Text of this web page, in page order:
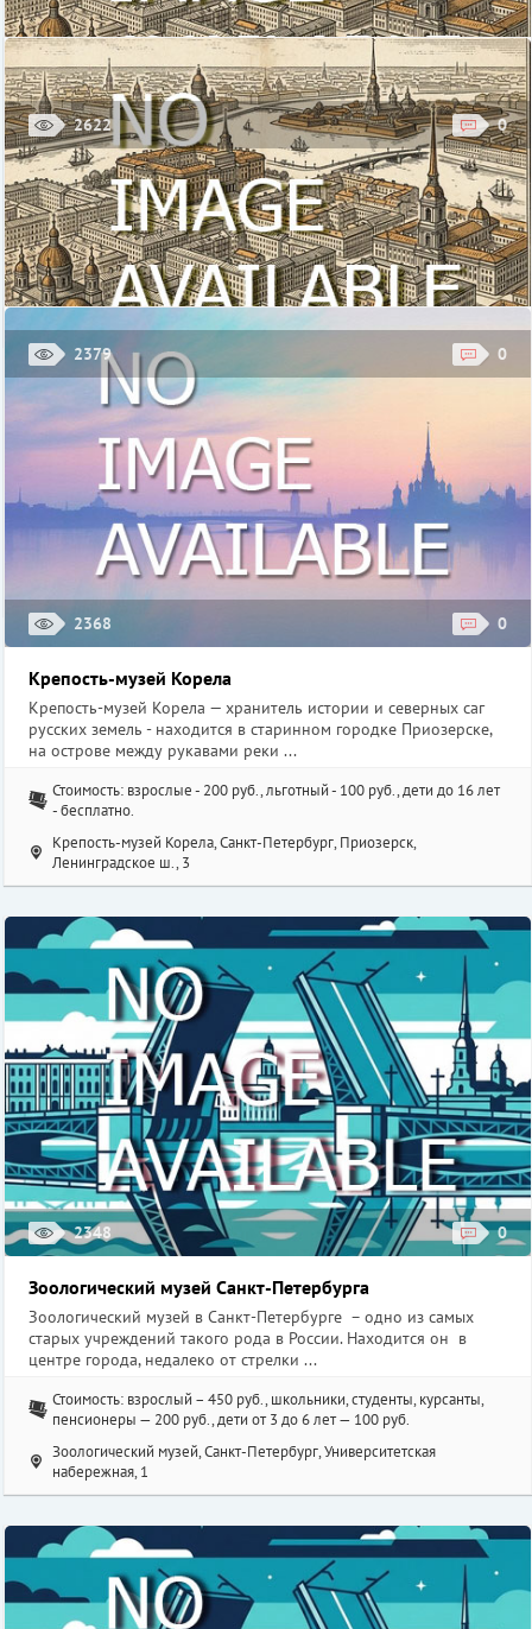
2622 0
Музей почвоведения
С именем знаменитого русского ученого Василия Васильевича
Докучаева связано появление науки почвоведение,
занимающейся генетическим изучением почвы. ...
Стоимость: 200 руб.
Музей почвоведения, Санкт-Петербург, Биржевой проезд, 6
2379 0
Музей микроминиатюры «Русский Левша»
Каждому из нас со школьных времен знакома история
русского мастера Левши, который сумел подковать блоху. В
Петербурге эту блоху можно увидеть воочию ...
Стоимость: взрослый – 400 руб.; пенсионный/инвалиды III группы -
300 руб., детский (от 5 лет)/студенческий – 200 руб.
Музей микроминиатюры «Русский Левша», Санкт-Петербург,
Итальянская, 35
2368 0
Крепость-музей Корела
Крепость-музей Корела — хранитель истории и северных саг
русских земель - находится в старинном городке Приозерске,
на острове между рукавами реки ...
Стоимость: взрослые - 200 руб., льготный - 100 руб., дети до 16 лет
- бесплатно.
Крепость-музей Корела, Санкт-Петербург, Приозерск,
Ленинградское ш., 3
2348 0
Зоологический музей Санкт-Петербурга
Зоологический музей в Санкт-Петербурге – одно из самых
старых учреждений такого рода в России. Находится он в
центре города, недалеко от стрелки ...
Стоимость: взрослый – 450 руб., школьники, студенты, курсанты,
пенсионеры — 200 руб., дети от 3 до 6 лет — 100 руб.
Зоологический музей, Санкт-Петербург, Университетская
набережная, 1